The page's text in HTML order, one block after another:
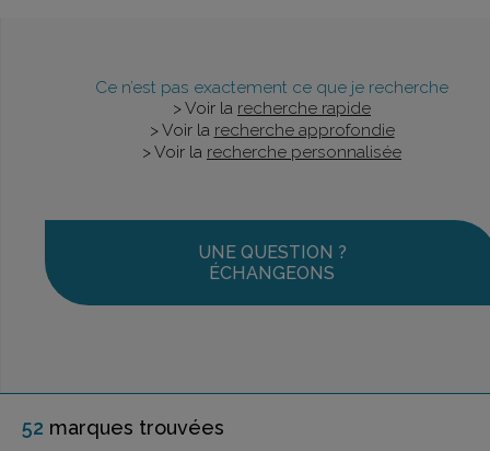
Ce n’est pas exactement ce que je recherche
> Voir la recherche rapide
> Voir la recherche approfondie
> Voir la recherche personnalisée
UNE QUESTION ?
ÉCHANGEONS
52 marques trouvées